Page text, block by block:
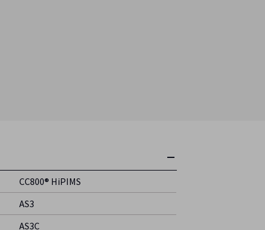
CC800® HiPIMS
AS3
AS3C